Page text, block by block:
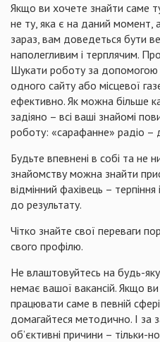
Якщо ви хочете знайти саме
не ту, яка є на даний момент,
зараз, вам доведеться бути
наполегливим і терплячим.
Шукати роботу за
одного сайту або місцевої
ефективно. Як можна більше
задіяно – всі ваші знайомі
роботу: «сарафанне» радіо –
Будьте впевнені в собі та не
знайомству можна знайти
відмінний фахівець –
до результату.
Чітко знайте свої переваги
свого профілю.
Не влаштовуйтесь на будь-
немає вашої вакансій. Якщо
працювати саме в певній
домагайтеся методично. І за
об’єктивні причини – тільки-